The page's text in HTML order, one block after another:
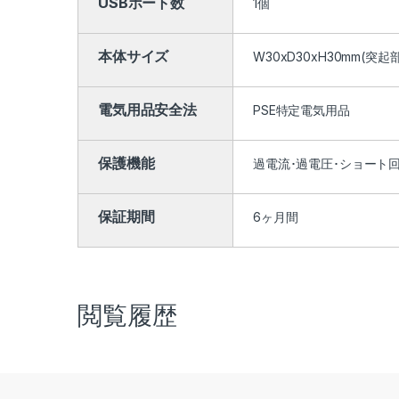
本体サイズ W30xD30xH30mm(突起
電気用品安全法 PSE特定電気用品
保護機能 過電流･過電圧･ショート
保証期間 6ヶ月間
閲覧履歴